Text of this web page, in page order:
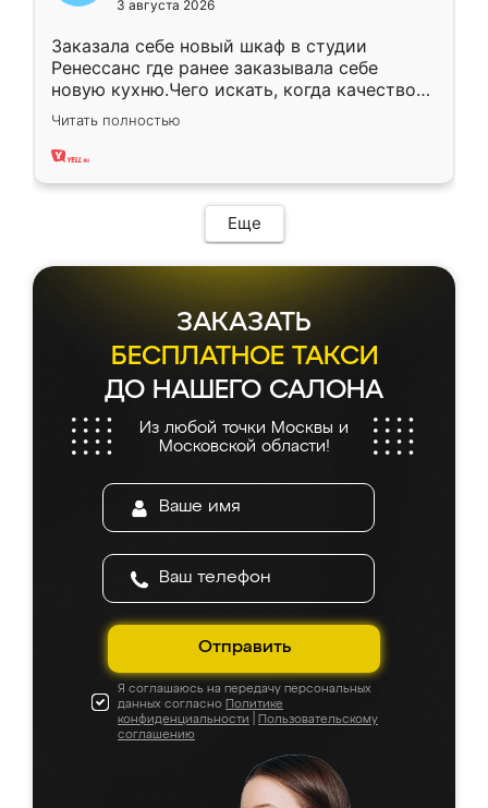
3 августа 2026
Заказала себе новый шкаф в студии
Ренессанс где ранее заказывала себе
новую кухню.Чего искать, когда качеством
вполне довольна. Служит кухня уже почти
два года, нареканий нет.
Читать полностью
Еще
ЗАКАЗАТЬ
БЕСПЛАТНОЕ ТАКСИ
ДО НАШЕГО САЛОНА
Из любой точки Москвы и
Московской области!
Отправить
Я соглашаюсь на передачу персональных
данных согласно Политике
конфиденциальности
Пользовательскому
соглашению